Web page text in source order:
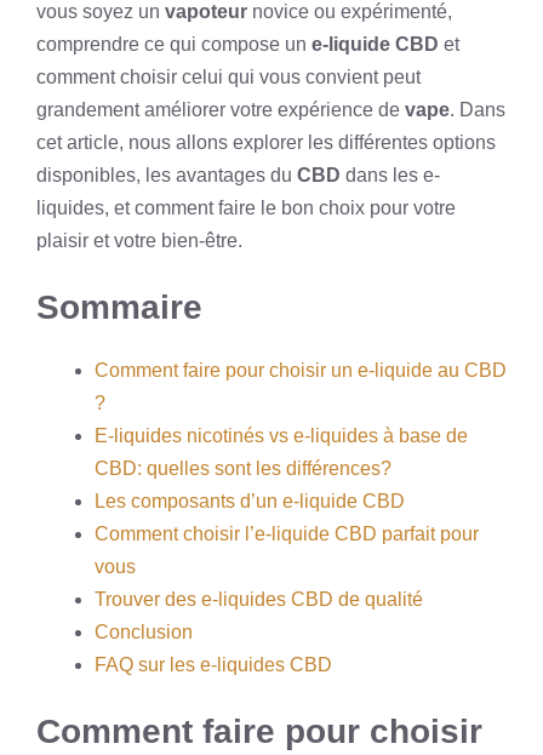
vous soyez un vapoteur novice ou expérimenté,
comprendre ce qui compose un e-liquide CBD et
comment choisir celui qui vous convient peut
grandement améliorer votre expérience de vape. Dans
cet article, nous allons explorer les différentes options
disponibles, les avantages du CBD dans les e-
liquides, et comment faire le bon choix pour votre
plaisir et votre bien-être.
Sommaire
Comment faire pour choisir un e-liquide au CBD
?
E-liquides nicotinés vs e-liquides à base de
CBD: quelles sont les différences?
Les composants d’un e-liquide CBD
Comment choisir l’e-liquide CBD parfait pour
vous
Trouver des e-liquides CBD de qualité
Conclusion
FAQ sur les e-liquides CBD
Comment faire pour choisir